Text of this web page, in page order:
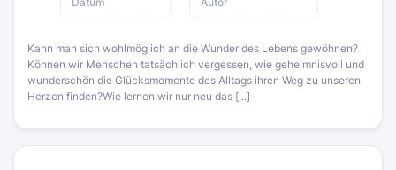
Kann man sich wohlmöglich an die Wunder des Lebens gewöhnen?
Können wir Menschen tatsächlich vergessen, wie geheimnisvoll und
wunderschön die Glücksmomente des Alltags ihren Weg zu unseren
Herzen finden?Wie lernen wir nur neu das [...]